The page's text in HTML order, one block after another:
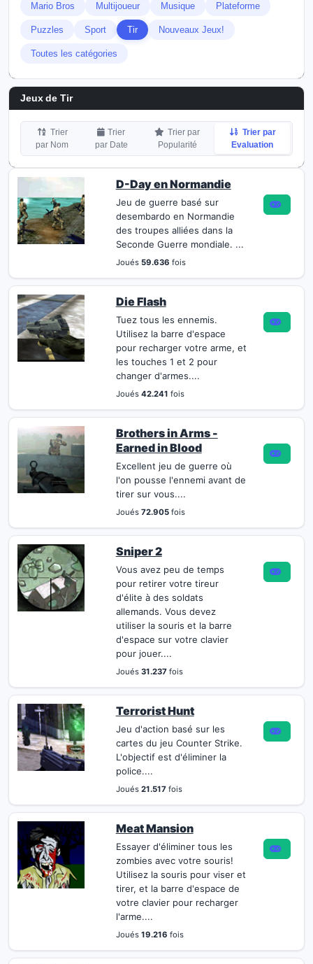
Mario Bros Multijoueur Musique Plateforme
Puzzles Sport Tir Nouveaux Jeux!
Toutes les catégories
Jeux de Tir
Trier
par Nom
Trier
par Date
Trier par
Popularité
Trier par
Evaluation
D-Day en Normandie
Jeu de guerre basé sur
desembardo en Normandie
des troupes alliées dans la
Seconde Guerre mondiale. ...
Joués 59.636 fois
Die Flash
Tuez tous les ennemis.
Utilisez la barre d'espace
pour recharger votre arme, et
les touches 1 et 2 pour
changer d'armes....
Joués 42.241 fois
Brothers in Arms -
Earned in Blood
Excellent jeu de guerre où
l'on pousse l'ennemi avant de
tirer sur vous....
Joués 72.905fois
Sniper 2
Vous avez peu de temps
pour retirer votre tireur
d'élite à des soldats
allemands. Vous devez
utiliser la souris et la barre
d'espace sur votre clavier
pour jouer....
Joués 31.237fois
Terrorist Hunt
Jeu d'action basé sur les
cartes du jeu Counter Strike.
L'objectif est d'éliminer la
police....
Joués 21.517fois
Meat Mansion
Essayer d'éliminer tous les
zombies avec votre souris!
Utilisez la souris pour viser et
tirer, et la barre d'espace de
votre clavier pour recharger
l'arme....
Joués 19.216 fois